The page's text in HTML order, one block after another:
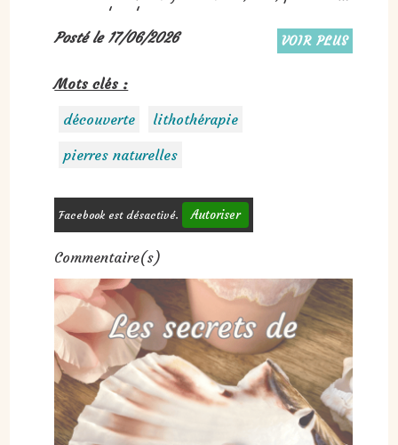
un peu des deux.
Posté le 17/06/2026
VOIR PLUS
Mots clés :
découverte
lithothérapie
pierres naturelles
Facebook est désactivé. Autoriser
Commentaire(s)